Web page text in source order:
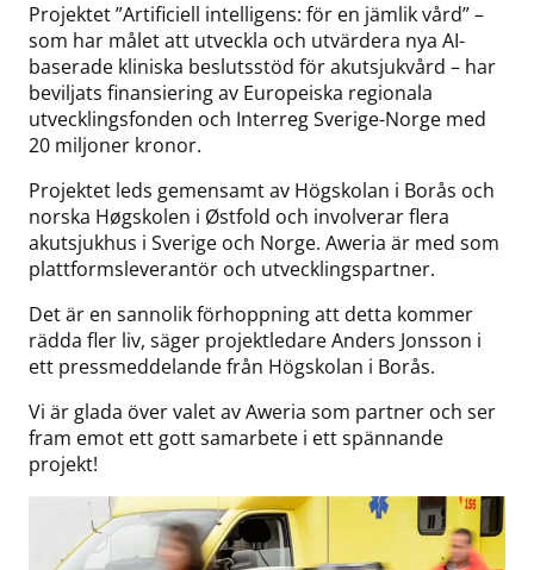
Projektet ”Artificiell intelligens: för en jämlik vård” –
som har målet att utveckla och utvärdera nya AI-
baserade kliniska beslutsstöd för akutsjukvård – har
beviljats finansiering av Europeiska regionala
utvecklingsfonden och Interreg Sverige-Norge med
20 miljoner kronor.
Projektet leds gemensamt av Högskolan i Borås och
norska Høgskolen i Østfold och involverar flera
akutsjukhus i Sverige och Norge. Aweria är med som
plattformsleverantör och utvecklingspartner.
Det är en sannolik förhoppning att detta kommer
rädda fler liv, säger projektledare Anders Jonsson i
ett pressmeddelande från Högskolan i Borås.
Vi är glada över valet av Aweria som partner och ser
fram emot ett gott samarbete i ett spännande
projekt!